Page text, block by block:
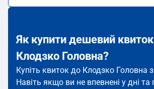
Як купити дешевий
Клодзко Головна?
Купіть квиток до Клодзко Головна
Навіть якщо ви не впевнені у дні та